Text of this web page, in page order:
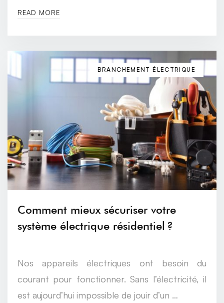
READ MORE
BRANCHEMENT ÉLECTRIQUE
Comment mieux sécuriser votre
système électrique résidentiel ?
Nos appareils électriques ont besoin du
courant pour fonctionner. Sans l’électricité, il
est aujourd’hui impossible de jouir d’un …